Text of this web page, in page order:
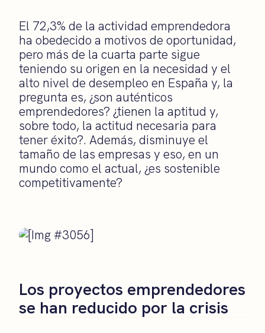
El 72,3% de la actividad emprendedora
ha obedecido a motivos de oportunidad,
pero más de la cuarta parte sigue
teniendo su origen en la necesidad y el
alto nivel de desempleo en España y, la
pregunta es, ¿son auténticos
emprendedores? ¿tienen la aptitud y,
sobre todo, la actitud necesaria para
tener éxito?. Además, disminuye el
tamaño de las empresas y eso, en un
mundo como el actual, ¿es sostenible
competitivamente?
Los proyectos emprendedores
se han reducido por la crisis